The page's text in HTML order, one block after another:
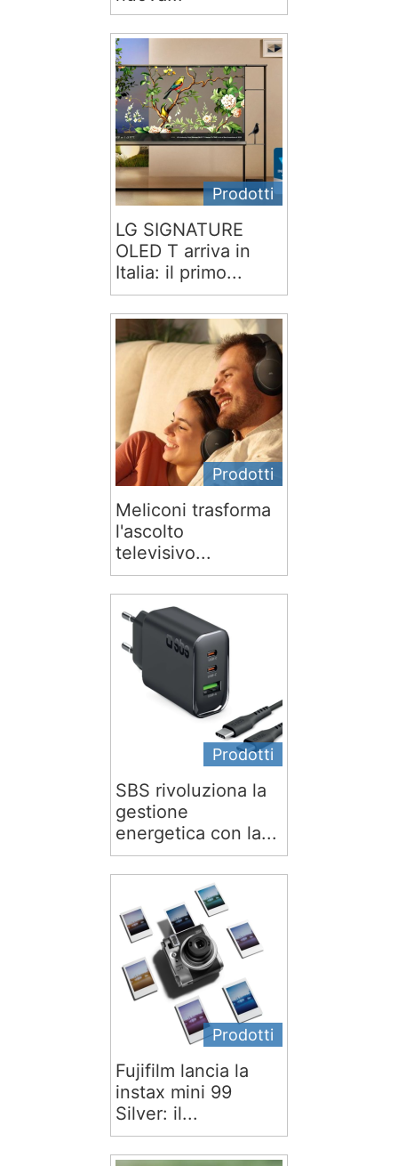
Prodotti
LG SIGNATURE
OLED T arriva in
Italia: il primo...
Prodotti
Meliconi trasforma
l'ascolto
televisivo...
Prodotti
SBS rivoluziona la
gestione
energetica con la...
Prodotti
Fujifilm lancia la
instax mini 99
Silver: il...